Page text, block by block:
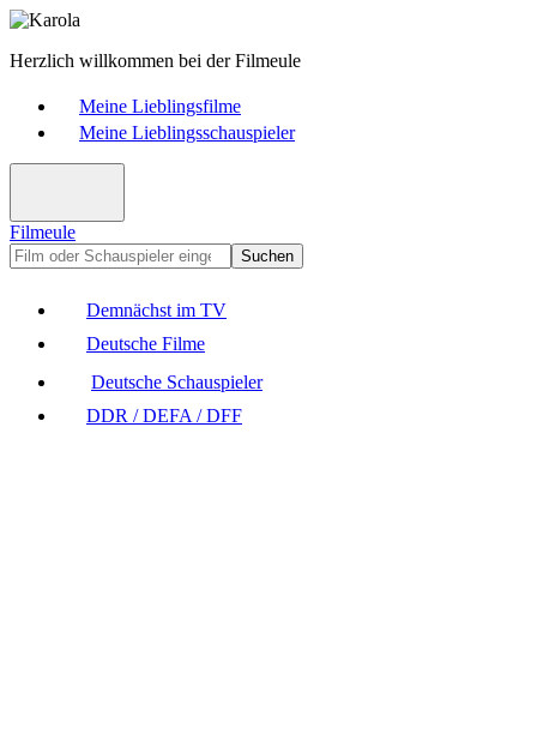
Herzlich willkommen bei der Filmeule
Meine Lieblingsfilme
Meine Lieblingsschauspieler
Filmeule
Suchen
Demnächst im TV
Deutsche Filme
Deutsche Schauspieler
DDR / DEFA / DFF